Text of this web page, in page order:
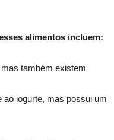
alimentos incluem:
também existem
ao iogurte, mas possui um